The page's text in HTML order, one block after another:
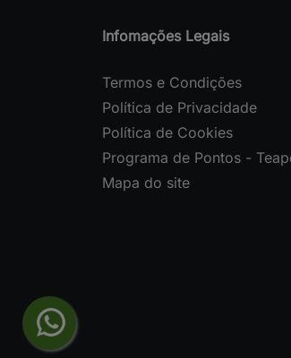
Infomações Legais
Termos e Condições
Política de Privacidade
Política de Cookies
Programa de Pontos -
Mapa do site